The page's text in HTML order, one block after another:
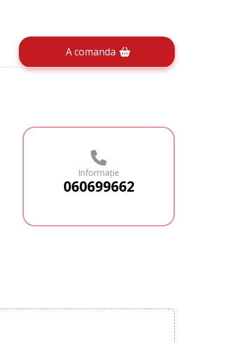
A comanda
Informație
060699662